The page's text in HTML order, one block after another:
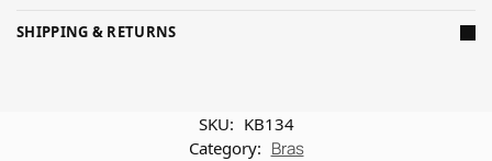
SHIPPING & RETURNS
SKU: KB134
Category: Bras